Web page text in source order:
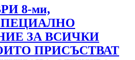
8-ми,
ЗА ВСИЧКИ
ПРИСЪСТВАТ